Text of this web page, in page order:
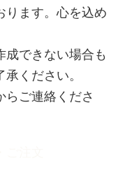
ります。心を込め
成できない場合も
ください。
ご連絡くださ